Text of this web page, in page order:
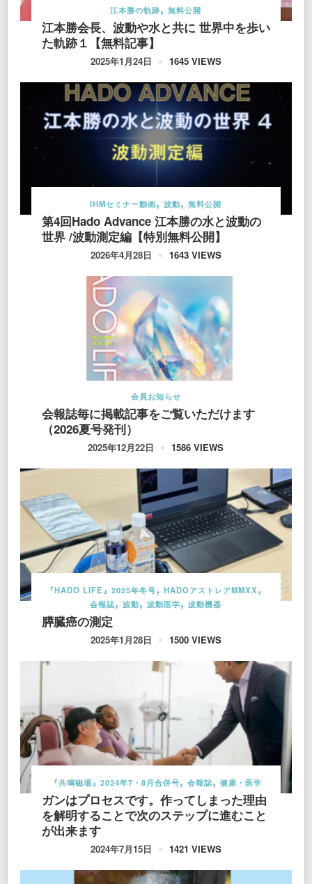
江本勝の軌跡 無料公開
江本勝会長、波動や水と共に 世界中を歩い
た軌跡１【無料記事】
2025年1月24日 1645 VIEWS
IHMセミナー動画 波動 無料公開
第4回Hado Advance 江本勝の水と波動の
世界 /波動測定編【特別無料公開】
2026年4月28日 1643 VIEWS
会員お知らせ
会報誌毎に掲載記事をご覧いただけます
（2026夏号発刊）
2025年12月22日 1586 VIEWS
『HADO LIFE』2025年冬号
HADOアストレアMMXX
会報誌
波動 波動医学 波動機器
膵臓癌の測定
2025年1月28日 1500 VIEWS
『共鳴磁場』2024年7・8月合併号 会報誌 健康・医学
ガンはプロセスです。作ってしまった理由
を解明することで次のステップに進むこと
が出来ます
2024年7月15日 1421 VIEWS